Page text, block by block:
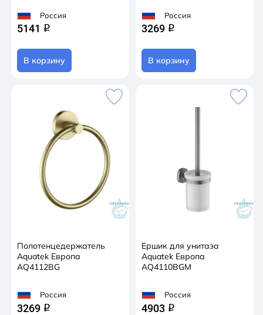
Россия
5141 q
В корзину
Россия
3269 q
В корзину
Полотенцедержатель
Aquatek Европа
AQ4112BG
Россия
3269 q
Ершик для унитаза
Aquatek Европа
AQ4110BGM
Россия
4903 q